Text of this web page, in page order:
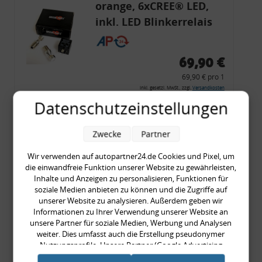
orange, 6xCREE® LED,
inkl. LED Blinkerrelais
CF 14
69,90 €
69,90 € pro 1
inkl. gesetzl. MwSt., zzgl. Versandkosten
Merkzettel
Zum Artikel
Rückleuchtenband mit
Blinker, rot, US-Ecken,
Audi 80 Cabrio, Typ 89,
OE-Nr.: 8G0945225 +
8G0945225C
999,99 €
Datenschutzeinstellungen
Wir verwenden auf autopartner24.de Cookies und Pixel, um
die einwandfreie Funktion unserer Website zu gewährleisten,
Inhalte und Anzeigen zu personalisieren, Funktionen für
soziale Medien anbieten zu können und die Zugriffe auf
unserer Website zu analysieren. Außerdem geben wir
Informationen zu Ihrer Verwendung unserer Website an
unsere Partner für soziale Medien, Werbung und Analysen
weiter. Dies umfasst auch die Erstellung pseudonymer
Nutzungsprofile. Unsere Partner (Google Advertising
Products) führen diese Informationen möglicherweise mit
Zwecke Partner